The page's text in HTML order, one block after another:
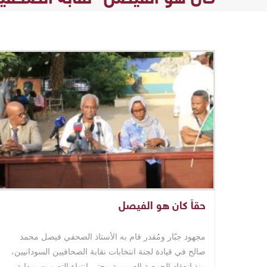
حقاً كان هو الفيصل
مجهود جبّار ومُقدر قام به الأستاذ الصحفي فيصل محمد
صالح في قيادة لجنة انتخابات نقابة الصحافيين السودانيين،